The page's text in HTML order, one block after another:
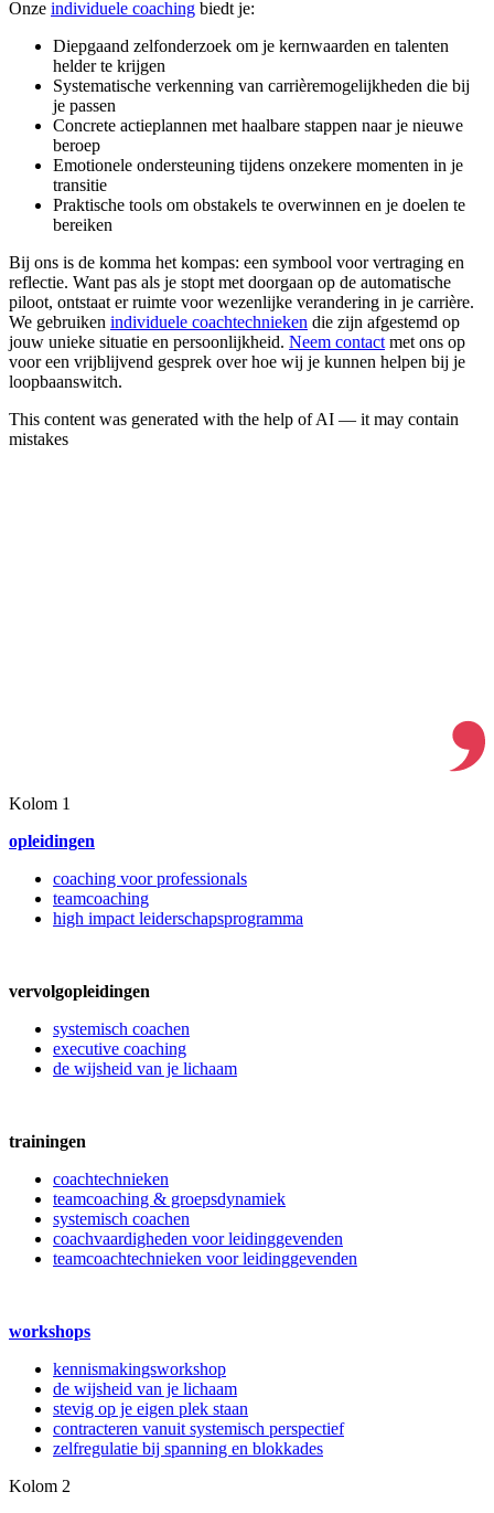
Onze individuele coaching biedt je:
Diepgaand zelfonderzoek om je kernwaarden en talenten
helder te krijgen
Systematische verkenning van carrièremogelijkheden die bij
je passen
Concrete actieplannen met haalbare stappen naar je nieuwe
beroep
Emotionele ondersteuning tijdens onzekere momenten in je
transitie
Praktische tools om obstakels te overwinnen en je doelen te
bereiken
Bij ons is de komma het kompas: een symbool voor vertraging en
reflectie. Want pas als je stopt met doorgaan op de automatische
piloot, ontstaat er ruimte voor wezenlijke verandering in je carrière.
We gebruiken individuele coachtechnieken die zijn afgestemd op
jouw unieke situatie en persoonlijkheid. Neem contact met ons op
voor een vrijblijvend gesprek over hoe wij je kunnen helpen bij je
loopbaanswitch.
This content was generated with the help of AI — it may contain
mistakes
Kolom 1
opleidingen
coaching voor professionals
teamcoaching
high impact leiderschapsprogramma
vervolgopleidingen
systemisch coachen
executive coaching
de wijsheid van je lichaam
trainingen
coachtechnieken
teamcoaching & groepsdynamiek
systemisch coachen
coachvaardigheden voor leidinggevenden
teamcoachtechnieken voor leidinggevenden
workshops
kennismakingsworkshop
de wijsheid van je lichaam
stevig op je eigen plek staan
contracteren vanuit systemisch perspectief
zelfregulatie bij spanning en blokkades
Kolom 2